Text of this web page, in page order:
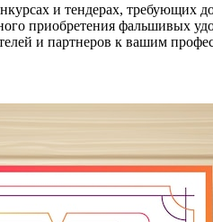
и тендерах, требующих
приобретения фальшивых
и партнеров к вашим